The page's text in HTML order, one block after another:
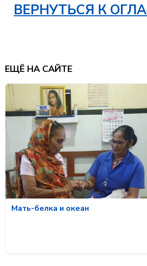
ВЕРНУТЬСЯ К
ЕЩЁ НА САЙТЕ
Мать-белка и океан